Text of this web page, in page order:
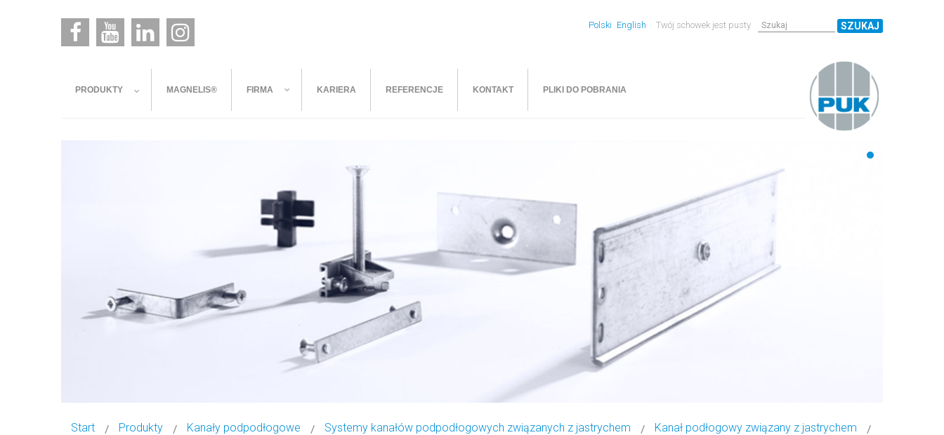
SZUKAJ
Twój schowek jest pusty
Polski English
PRODUKTY MAGNELIS® FIRMA KARIERA REFERENCJE KONTAKT PLIKI DO POBRANIA
Start Produkty Kanały podpodłogowe Systemy kanałów podpodłogowych związanych z jastrychem
Kanał podłogowy związany z jastrychem